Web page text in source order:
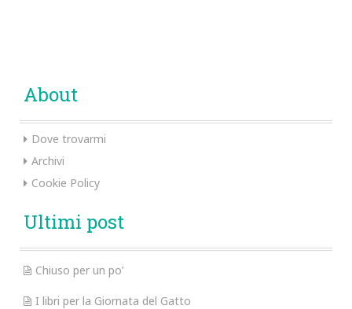
About
Dove trovarmi
Archivi
Cookie Policy
Ultimi post
Chiuso per un po’
I libri per la Giornata del Gatto